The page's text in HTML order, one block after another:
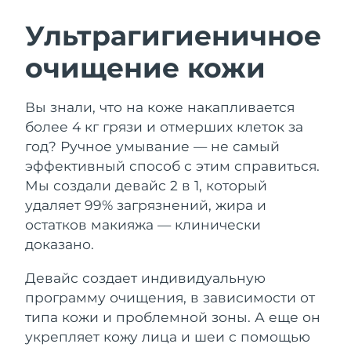
Ультрагигиеничное
очищение кожи
Вы знали, что на коже накапливается
более 4 кг грязи и отмерших клеток за
год? Ручное умывание — не самый
эффективный способ с этим справиться.
Мы создали девайс 2 в 1, который
удаляет 99% загрязнений, жира и
остатков макияжа — клинически
доказано.
Девайс создает индивидуальную
программу очищения, в зависимости от
типа кожи и проблемной зоны. А еще он
укрепляет кожу лица и шеи с помощью
LUNA™ 4 набор
Anti-aging massage
LUNA™ 4 Plus
Massage, LED heating
LUNA™ 4 Men
For men, anti-aging massage
BEAR™ 2 набор
Microcurrent toning
BEAR™ 2 go
Microcurrent toning on-the-go
BEAR™ 2 eyes & lips
Microcurrent line smoothing device
Увлажнение
UFO™ 3 набор
UFO™ 3 LED
Near-infrared and red light therapy
device
Забота о полости рта
issa™ 4
issa™ 4 plus
Smart hybrid silicone sonic toothbrush
FAQ™ АНТИВОЗРАСТНОЙ УХОД
Омоложение LED-процедуры
Австралия
Ожидаемая дата доставки
Австрия
Ожидаемая дата доставки
8/8/26
Бахрейн
8/9/26
Бельгия
Ожидаемая дата доставки
Босния и
Герцеговина
Ожидаемая дата доставки
8/11/26